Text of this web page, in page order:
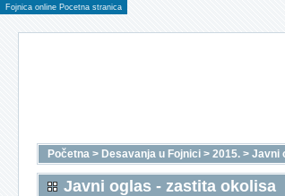
Fojnica online Pocetna stranica
Početna > Desavanja u Fojnici > 2015. > Javni
Javni oglas - zastita okolisa